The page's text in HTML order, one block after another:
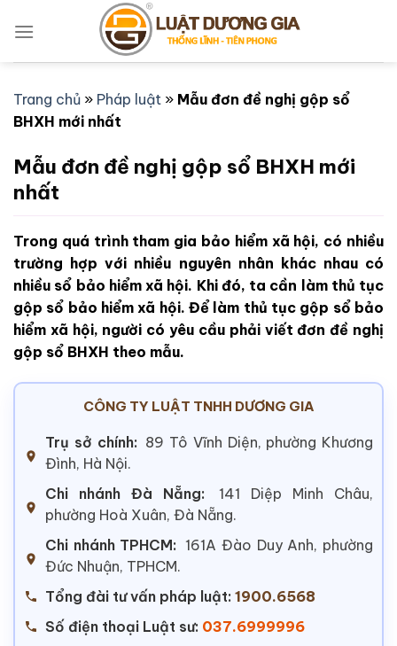
qua
Trang chủ » Pháp luật » Mẫu đơn đề nghị gộp sổ
BHXH mới nhất
Mẫu đơn đề nghị gộp sổ BHXH mới
nhất
Trong quá trình tham gia bảo hiểm xã hội, có nhiều
trường hợp với nhiều nguyên nhân khác nhau có
nhiều sổ bảo hiểm xã hội. Khi đó, ta cần làm thủ tục
gộp sổ bảo hiểm xã hội. Để làm thủ tục gộp sổ bảo
hiểm xã hội, người có yêu cầu phải viết đơn đề nghị
gộp sổ BHXH theo mẫu.
CÔNG TY LUẬT TNHH DƯƠNG GIA
Trụ sở chính: 89 Tô Vĩnh Diện, phường Khương
Đình, Hà Nội.
Chi nhánh Đà Nẵng:
141 Diệp Minh Châu,
phường Hoà Xuân, Đà Nẵng.
Chi nhánh TPHCM: 161A Đào Duy Anh, phường
Đức Nhuận, TPHCM.
Tổng đài tư vấn pháp luật: 1900.6568
Số điện thoại Luật sư: 037.6999996